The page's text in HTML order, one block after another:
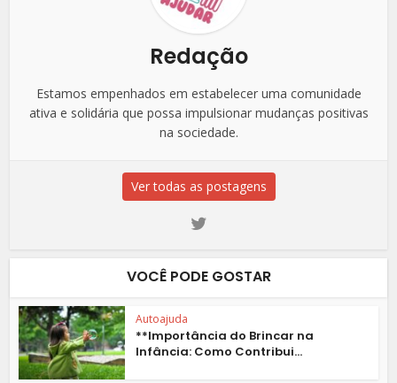
Redação
Estamos empenhados em estabelecer uma comunidade
ativa e solidária que possa impulsionar mudanças positivas
na sociedade.
Ver todas as postagens
VOCÊ PODE GOSTAR
Autoajuda
**Importância do Brincar na
Infância: Como Contribui...